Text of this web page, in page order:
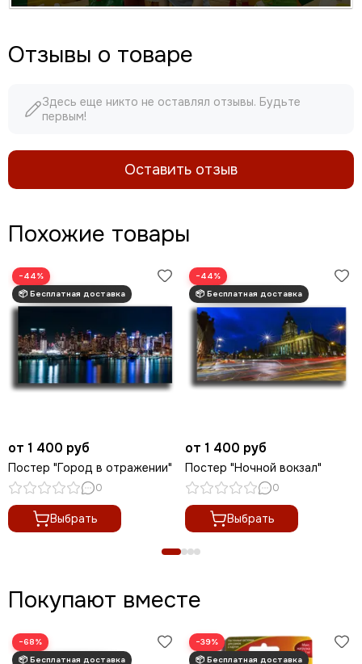
Отзывы о товаре
Здесь еще никто не оставлял отзывы. Будьте
первым!
Оставить отзыв
Похожие товары
−44%
от 1 400 руб
Постер "Город в отражении"
0
Выбрать
−44%
от 1 400 руб
Постер "Ночной вокзал"
0
Выбрать
Покупают вместе
−68% −39%